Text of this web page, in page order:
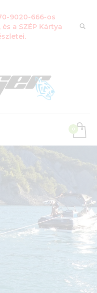
9020-666-os
a SZÉP Kártya